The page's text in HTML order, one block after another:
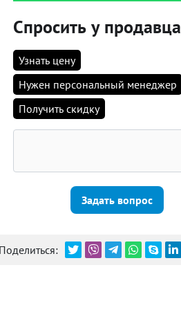
Спросить у продавца
Узнать цену
Нужен персональный менеджер
Получить скидку
Задать вопрос